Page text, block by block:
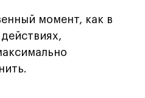
момент, как в